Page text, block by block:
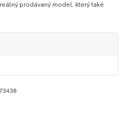
prodávaný model, který také